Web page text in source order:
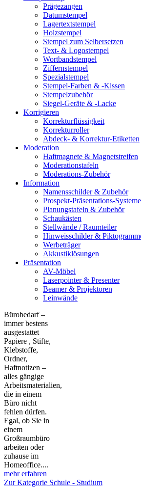
Prägezangen
Datumstempel
Lagertextstempel
Holzstempel
Stempel zum Selbersetzen
Text- & Logostempel
Wortbandstempel
Ziffernstempel
Spezialstempel
Stempel-Farben & -Kissen
Stempelzubehör
Siegel-Geräte & -Lacke
Korrigieren
Korrekturflüssigkeit
Korrekturroller
Abdeck- & Korrektur-Etiketten
Moderation
Haftmagnete & Magnetstreifen
Moderationstafeln
Moderations-Zubehör
Information
Namensschilder & Zubehör
Prospekt-Präsentations-Systeme
Planungstafeln & Zubehör
Schaukästen
Stellwände / Raumteiler
Hinweisschilder &
Werbeträger
Akkustiklösungen
Präsentation
AV-Möbel
Laserpointer & Presenter
Beamer & Projektoren
Leinwände
Bürobedarf –
immer bestens
ausgestattet
Papiere , Stifte,
Klebstoffe,
Ordner,
Haftnotizen –
alles gängige
Arbeitsmaterialien,
die in einem
Büro nicht
fehlen dürfen.
Egal, ob Sie in
einem
Großraumbüro
arbeiten oder
zuhause im
Homeoffice....
mehr erfahren
Zur Kategorie Schule - Studium